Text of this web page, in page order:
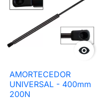

AMORTECEDOR
UNIVERSAL - 400mm
200N